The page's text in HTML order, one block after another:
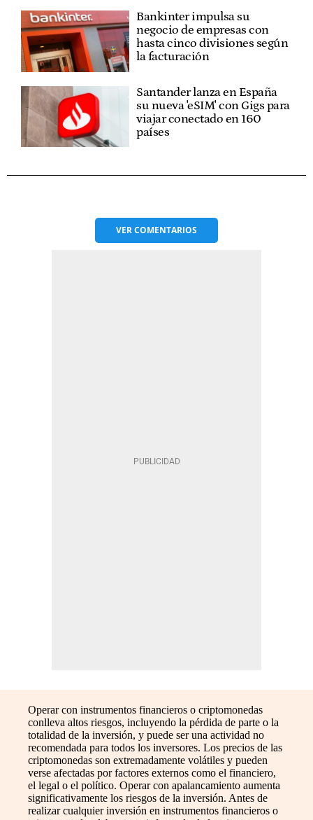
Bankinter impulsa su
negocio de empresas con
hasta cinco divisiones según
la facturación
Santander lanza en España
su nueva 'eSIM' con Gigs para
viajar conectado en 160
países
VERCOMENTARIOS
Operar con instrumentos financieros o criptomonedas
conlleva altos riesgos, incluyendo la pérdida de parte o la
totalidad de la inversión, y puede ser una actividad no
recomendada para todos los inversores. Los precios de las
criptomonedas son extremadamente volátiles y pueden
verse afectadas por factores externos como el financiero,
el legal o el político. Operar con apalancamiento aumenta
significativamente los riesgos de la inversión. Antes de
realizar cualquier inversión en instrumentos financieros o